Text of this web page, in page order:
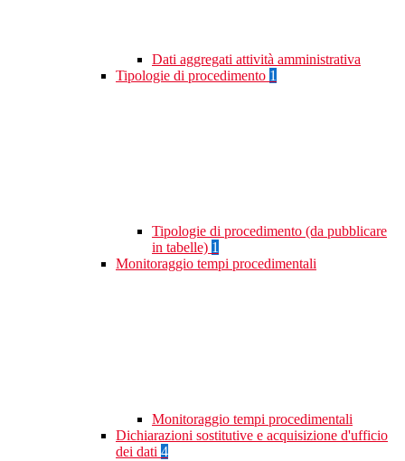
Dati aggregati attività amministrativa
Tipologie di procedimento 1
Tipologie di procedimento (da pubblicare
in tabelle) 1
Monitoraggio tempi procedimentali
Monitoraggio tempi procedimentali
Dichiarazioni sostitutive e acquisizione d'ufficio
dei dati 4